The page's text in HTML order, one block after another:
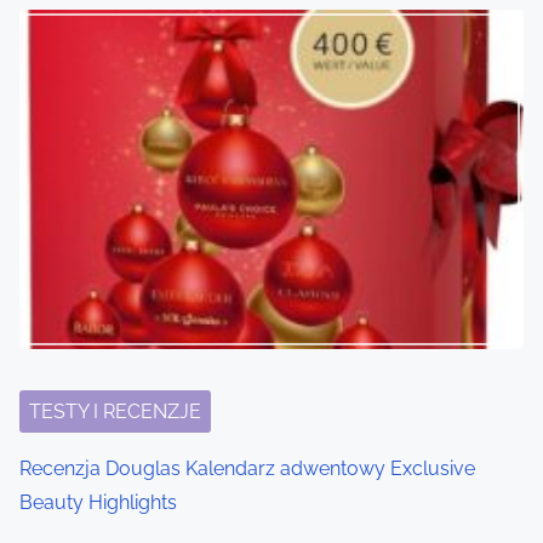
TESTY I RECENZJE
Recenzja Douglas Kalendarz adwentowy Exclusive
Beauty Highlights